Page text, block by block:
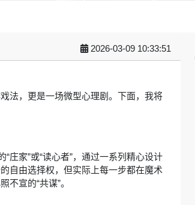
2026-03-09 10:33:51
法，更是一场微型心理剧。下面，我将
“庄家”或“读心者”，通过一系列精心设计
自由选择权，但实际上每一步都在魔术
宣的“共谋”。